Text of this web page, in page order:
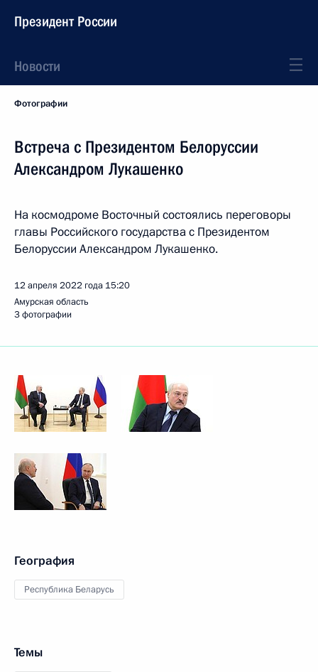
Президент России
Новости
Фотографии
Встреча с Президентом Белоруссии
Александром Лукашенко
На космодроме Восточный состоялись переговоры
главы Российского государства с Президентом
Белоруссии Александром Лукашенко.
12 апреля 2022 года 15:20
Амурская область
3 фотографии
География
Республика Беларусь
Темы